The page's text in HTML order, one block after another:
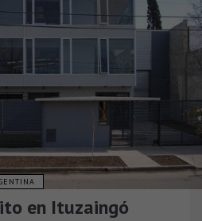
en Ituzaingó